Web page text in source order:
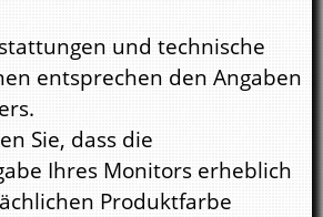
und technische
entsprechen den Angaben
Sie, dass die
Ihres Monitors erheblich
Produktfarbe